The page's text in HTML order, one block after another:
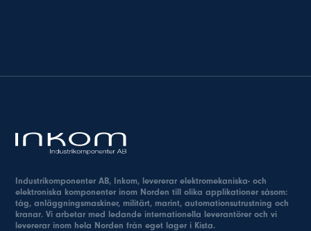
Industrikomponenter AB, Inkom, levererar elektromekaniska- och
elektroniska komponenter inom Norden till olika applikationer såsom:
tåg, anläggningsmaskiner, militärt, marint, automationsutrustning och
kranar. Vi arbetar med ledande internationella leverantörer och vi
levererar inom hela Norden från eget lager i Kista.